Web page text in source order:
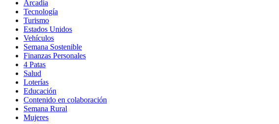
Arcadia
Tecnología
Turismo
Estados Unidos
Vehículos
Semana Sostenible
Finanzas Personales
4 Patas
Salud
Loterías
Educación
Contenido en colaboración
Semana Rural
Mujeres